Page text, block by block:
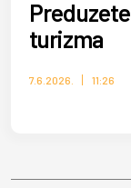
turizma
7.6.2026. 11:26